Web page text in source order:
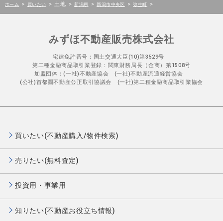
ホーム > 買いたい > 土地 > 新潟県 > 新潟市中央区 > 弥生町 >
みずほ不動産販売株式会社
宅建免許番号：国土交通大臣(10)第3529号
第二種金融商品取引業登録：関東財務局長（金商）第1508号
加盟団体：(一社)不動産協会 (一社)不動産流通経営協会
(公社)首都圏不動産公正取引協議会 (一社)第二種金融商品取引業協会
買いたい(不動産購入/物件検索)
売りたい(無料査定)
投資用・事業用
知りたい(不動産お役立ち情報)